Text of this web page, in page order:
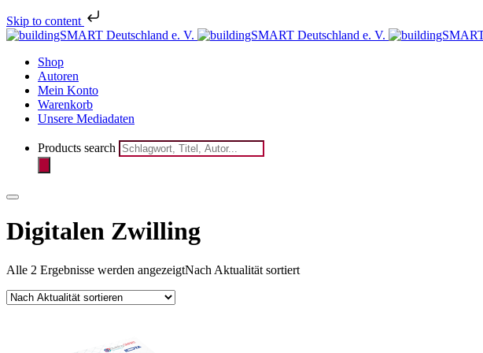
Skip to content
Shop
Autoren
Mein Konto
Warenkorb
Unsere Mediadaten
Products search
Digitalen Zwilling
Alle 2 Ergebnisse werden angezeigtNach Aktualität sortiert
Melden Sie sich jetzt für den